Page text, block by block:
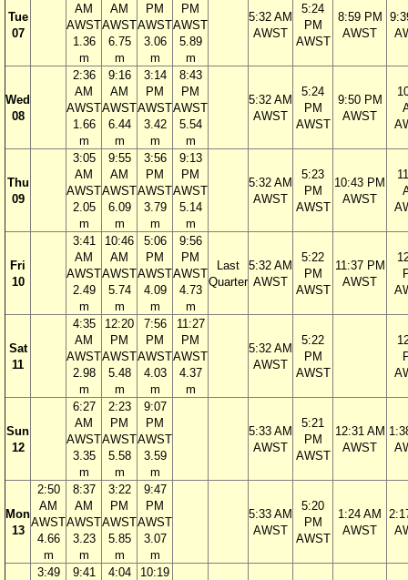
Tue
07
AM
AWST
1.36
m
AM
AWST
6.75
m
PM
AWST
3.06
m
PM
AWST
5.89
m
5:32 AM
AWST
5:24
PM
AWST
8:59 PM
AWST
Wed
08
2:36
AM
AWST
1.66
m
9:16
AM
AWST
6.44
m
3:14
PM
AWST
3.42
m
8:43
PM
AWST
5.54
m
5:32 AM
AWST
5:24
PM
AWST
9:50 PM
AWST
Thu
09
3:05
AM
AWST
2.05
m
9:55
AM
AWST
6.09
m
3:56
PM
AWST
3.79
m
9:13
PM
AWST
5.14
m
5:32 AM
AWST
5:23
PM
AWST
10:43 PM
AWST
Fri
10
3:41
AM
AWST
2.49
m
10:46
AM
AWST
5.74
m
5:06
PM
AWST
4.09
m
9:56
PM
AWST
4.73
m
Last
Quarter
5:32 AM
AWST
5:22
PM
AWST
11:37 PM
AWST
Sat
11
4:35
AM
AWST
2.98
m
12:20
PM
AWST
5.48
m
7:56
PM
AWST
4.03
m
11:27
PM
AWST
4.37
m
5:32 AM
AWST
5:22
PM
AWST
Sun
12
6:27
AM
AWST
3.35
m
2:23
PM
AWST
5.58
m
9:07
PM
AWST
3.59
m
5:33 AM
AWST
5:21
PM
AWST
12:31 AM
AWST
Mon
13
2:50
AM
AWST
4.66
m
8:37
AM
AWST
3.23
m
3:22
PM
AWST
5.85
m
9:47
PM
AWST
3.07
m
5:33 AM
AWST
5:20
PM
AWST
1:24 AM
AWST
3:49
9:41
4:04
10:19